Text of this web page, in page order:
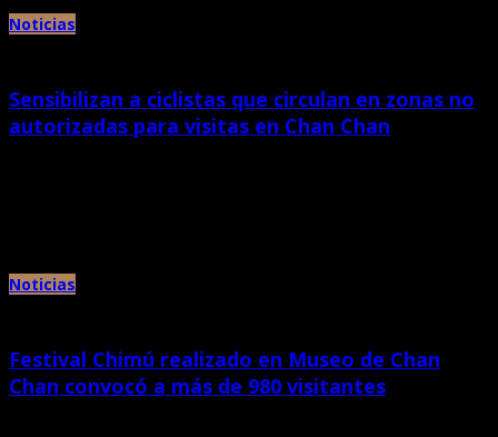
Noticias
Sensibilizan a ciclistas que circulan en zonas no
autorizadas para visitas en Chan Chan
Noticias
Festival Chimú realizado en Museo de Chan
Chan convocó a más de 980 visitantes